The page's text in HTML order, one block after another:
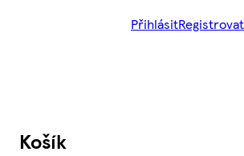
PřihlásitRegistrovat
Košík